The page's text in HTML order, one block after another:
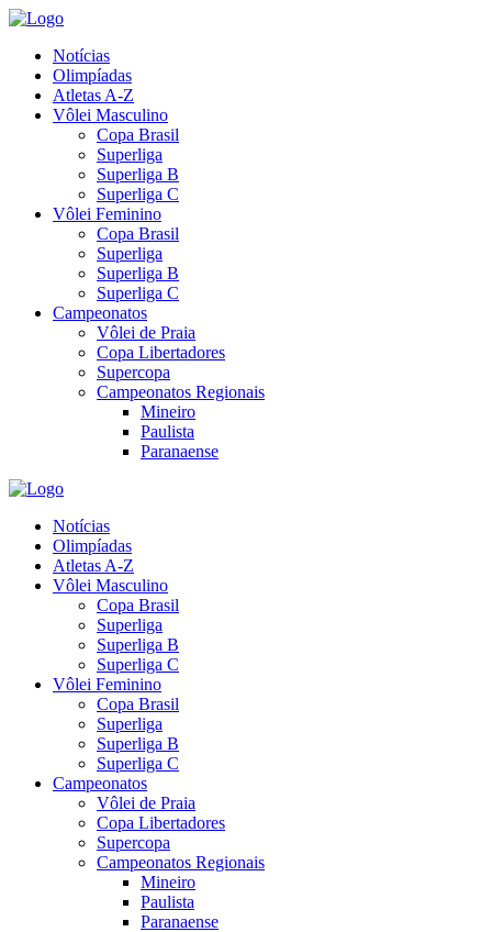
Notícias
Olimpíadas
Atletas A-Z
Vôlei Masculino
Copa Brasil
Superliga
Superliga B
Superliga C
Vôlei Feminino
Copa Brasil
Superliga
Superliga B
Superliga C
Campeonatos
Vôlei de Praia
Copa Libertadores
Supercopa
Campeonatos Regionais
Mineiro
Paulista
Paranaense
Notícias
Olimpíadas
Atletas A-Z
Vôlei Masculino
Copa Brasil
Superliga
Superliga B
Superliga C
Vôlei Feminino
Copa Brasil
Superliga
Superliga B
Superliga C
Campeonatos
Vôlei de Praia
Copa Libertadores
Supercopa
Campeonatos Regionais
Mineiro
Paulista
Paranaense